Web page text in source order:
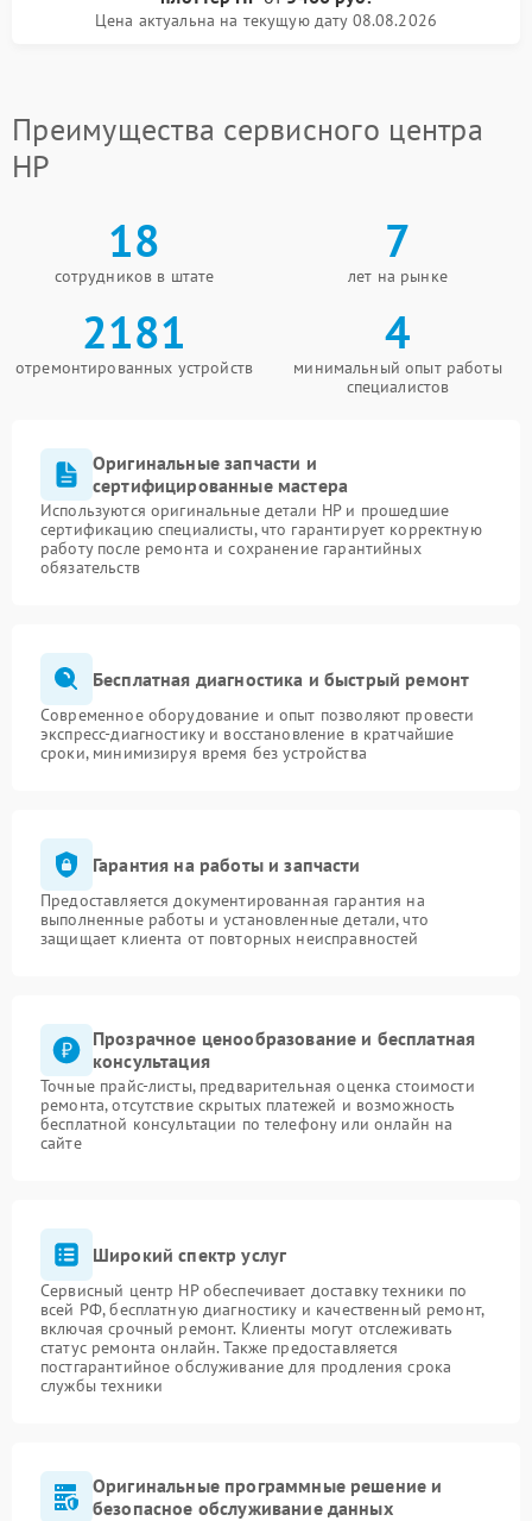
Цена актуальна на текущую дату 08.08.2026
Преимущества сервисного центра
HP
18
сотрудников в штате
7
лет на рынке
2181
отремонтированных устройств
4
минимальный опыт работы
специалистов
Оригинальные запчасти и
сертифицированные мастера
Используются оригинальные детали HP и прошедшие
сертификацию специалисты, что гарантирует корректную
работу после ремонта и сохранение гарантийных
обязательств
Бесплатная диагностика и быстрый ремонт
Современное оборудование и опыт позволяют провести
экспресс-диагностику и восстановление в кратчайшие
сроки, минимизируя время без устройства
Гарантия на работы и запчасти
Предоставляется документированная гарантия на
выполненные работы и установленные детали, что
защищает клиента от повторных неисправностей
Прозрачное ценообразование и бесплатная
консультация
Точные прайс-листы, предварительная оценка стоимости
ремонта, отсутствие скрытых платежей и возможность
бесплатной консультации по телефону или онлайн на
сайте
Широкий спектр услуг
Сервисный центр HP обеспечивает доставку техники по
всей РФ, бесплатную диагностику и качественный ремонт,
включая срочный ремонт. Клиенты могут отслеживать
статус ремонта онлайн. Также предоставляется
постгарантийное обслуживание для продления срока
службы техники
Оригинальные программные решение и
безопасное обслуживание данных